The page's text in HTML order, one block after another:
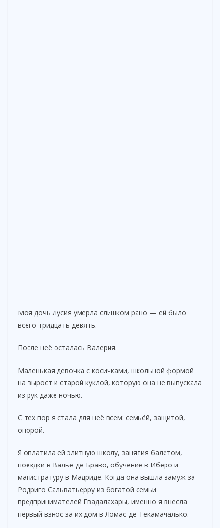
Моя дочь Лусия умерла слишком рано — ей было
всего тридцать девять.
После неё осталась Валерия.
Маленькая девочка с косичками, школьной формой
на вырост и старой куклой, которую она не выпускала
из рук даже ночью.
С тех пор я стала для неё всем: семьёй, защитой,
опорой.
Я оплатила ей элитную школу, занятия балетом,
поездки в Валье-де-Браво, обучение в Иберо и
магистратуру в Мадриде. Когда она вышла замуж за
Родриго Сальватьерру из богатой семьи
предпринимателей Гвадалахары, именно я внесла
первый взнос за их дом в Ломас-де-Текамачалько.